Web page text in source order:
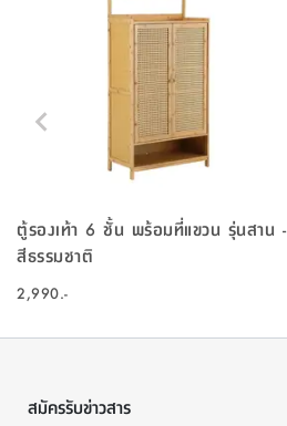
ตู้รองเท้า 6 ชั้น พร้อมที่แขวน รุ่นสาน -
สีธรรมชาติ
2,990.-
สมัครรับข่าวสาร